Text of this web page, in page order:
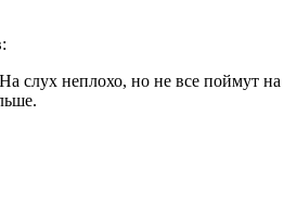
слух неплохо, но не все поймут на